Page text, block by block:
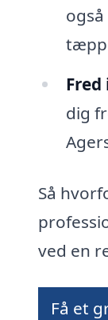
Fred
dig
Så
ved en
Få et